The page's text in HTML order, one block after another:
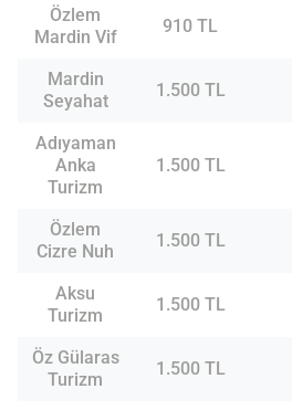
Özlem
Mardin Vif
910 TL
Mardin
Seyahat
1.500 TL
Adıyaman
Anka
Turizm
1.500 TL
Özlem
Cizre Nuh
1.500 TL
Aksu
Turizm
1.500 TL
Öz Gülaras
Turizm
1.500 TL